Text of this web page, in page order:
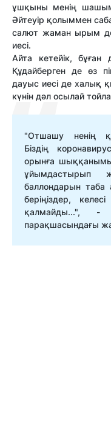
ұшқыны менің
Әйтеуір қолыммен
салют жаман ырым
иесі.
Айта кетейік,
Құдайберген де өз
дауыс иесі де халық
күнін дәл осылай
"Отшашу ненің
Біздің
орынға
ұйымдастырып
баллондарын
беріңіздер,
қалмайды...",
парақшасындағы